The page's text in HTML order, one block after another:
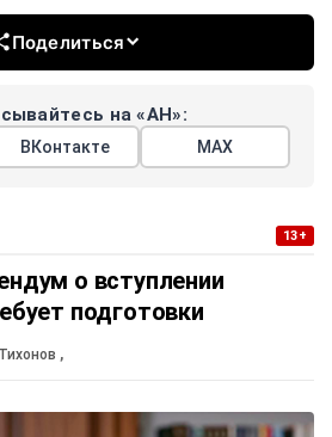
Поделиться
на «АН»:
ВКонтакте МАХ
13+
о вступлении
подготовки
,